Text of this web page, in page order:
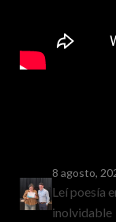
8 agosto,
Leí poesía
inolvidable